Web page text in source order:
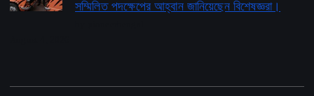
সম্মিলিত পদক্ষেপের আহ্বান জানিয়েছেন বিশেষজ্ঞরা।